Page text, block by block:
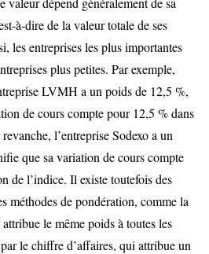
à-dire de la valeur totale de ses
les entreprises les plus importantes
plus petites. Par exemple,
LVMH a un poids de 12,5 %,
de cours compte pour 12,5 % dans
l’entreprise Sodexo a un
que sa variation de cours compte
de l’indice. Il existe toutefois des
méthodes de pondération, comme la
le même poids à toutes les
le chiffre d’affaires, qui attribue un